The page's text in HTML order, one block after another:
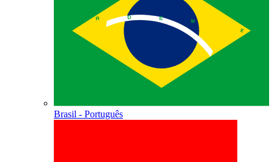
Brasil - Português